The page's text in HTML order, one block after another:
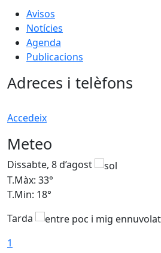
Avisos
Notícies
Agenda
Publicacions
Adreces i telèfons
Accedeix
Meteo
Dissabte, 8 d’agost
T.Màx: 33°
T.Min: 18°
Tarda
1